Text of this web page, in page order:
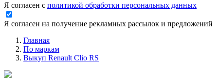
Я согласен с политикой обработки персональных данных
Я согласен на получение рекламных рассылок и предложений
Главная
По маркам
Выкуп Renault Clio RS